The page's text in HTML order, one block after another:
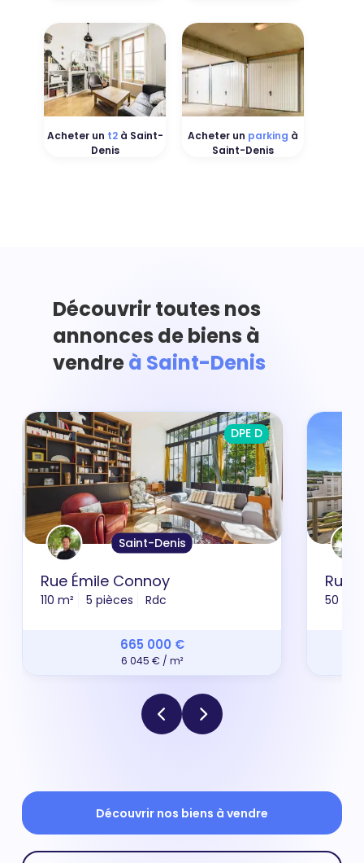
Acheter un t2à Saint-
Denis
Acheter un parking à
Saint-Denis
Découvrir toutes nos
annonces de biens à
vendreà Saint-Denis
DPE D
Saint-Denis
Rue Émile Connoy
110 m² 5 pièces Rdc
665 000 €
6 045 € / m²
Rue
50 m²
Découvrir nos biens à vendre